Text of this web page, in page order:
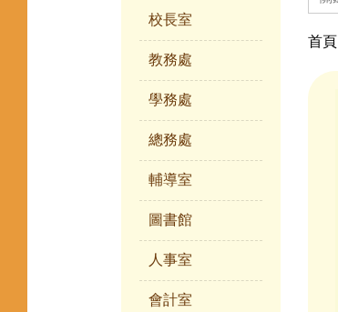
校長室
教務處
學務處
總務處
輔導室
圖書館
人事室
會計室
首頁